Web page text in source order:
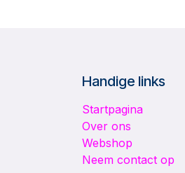
Handige links
Startpagina
Over ons
Webshop
Neem contact op